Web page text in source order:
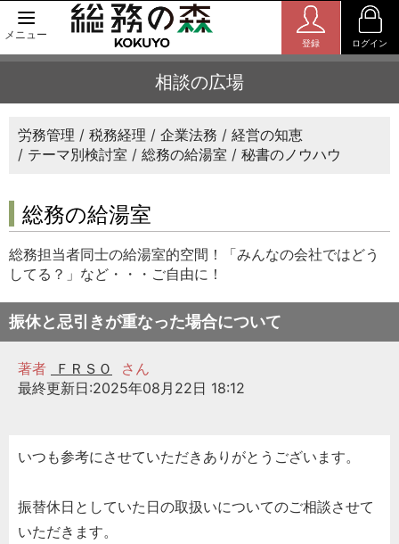
メニュー
登録 ログイン
相談の広場
労務管理 税務経理 企業法務
経営の知恵
テーマ別検討室
総務の給湯室 秘書のノウハウ
総務の給湯室
総務担当者同士の給湯室的空間！「みんなの会社ではどう
してる？」など・・・ご自由に！
振休と忌引きが重なった場合について
著者 ＦＲＳＯ
さん
最終更新日:2025年08月22日 18:12
いつも参考にさせていただきありがとうございます。
振替休日としていた日の取扱いについてのご相談させて
いただきます。